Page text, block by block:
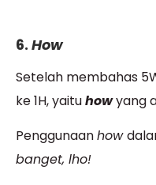
6. How
Setelah membahas
ke 1H, yaituhowyang
Penggunaanhow
banget, lho!